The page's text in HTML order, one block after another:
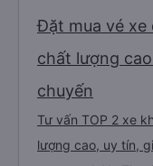
có thể đánh giá chung
ơn hãng xe và bác tài đã
Đặt mua vé xe
chất lượng
chuyến
Tư vấn TOP 2 xe
lượng cao, uy tín,